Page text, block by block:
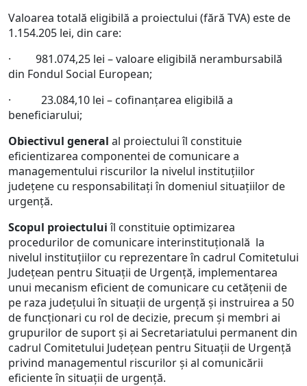
Valoarea totală eligibilă a proiectului (fără TVA) este de
1.154.205 lei, din care:
· 981.074,25 lei – valoare eligibilă nerambursabilă
din Fondul Social European;
· 23.084,10 lei – cofinanţarea eligibilă a
beneficiarului;
Obiectivul general al proiectului îl constituie
eficientizarea componentei de comunicare a
managementului riscurilor la nivelul instituțiilor
județene cu responsabilitați în domeniul situațiilor de
urgență.
Scopul proiectuluiîl constituie optimizarea
procedurilor de comunicare interinstituțională la
nivelul instituțiilor cu reprezentare în cadrul Comitetului
Județean pentru Situații de Urgență, implementarea
unui mecanism eficient de comunicare cu cetățenii de
pe raza județului în situații de urgență și instruirea a 50
de funcționari cu rol de decizie, precum și membri ai
grupurilor de suport și ai Secretariatului permanent din
cadrul Comitetului Județean pentru Situații de Urgență
privind managementul riscurilor și al comunicării
eficiente în situații de urgență.